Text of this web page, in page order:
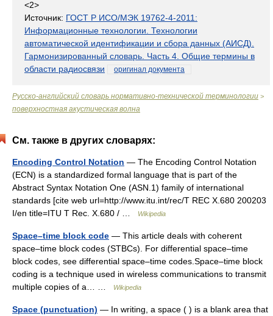
<2>
Источник: ГОСТ Р ИСО/МЭК 19762-4-2011:
Информационные технологии. Технологии
автоматической идентификации и сбора данных (АИСД).
Гармонизированный словарь. Часть 4. Общие термины в
области радиосвязи
оригинал документа
Русско-английский словарь нормативно-технической терминологии >
поверхностная акустическая волна
См. также в других словарях:
Encoding Control Notation — The Encoding Control Notation
(ECN) is a standardized formal language that is part of the
Abstract Syntax Notation One (ASN.1) family of international
standards [cite web url=http://www.itu.int/rec/T REC X.680 200203
I/en title=ITU T Rec. X.680 / …
Wikipedia
Space–time block code — This article deals with coherent
space–time block codes (STBCs). For differential space–time
block codes, see differential space–time codes.Space–time block
coding is a technique used in wireless communications to transmit
multiple copies of a… …
Wikipedia
Space (punctuation) — In writing, a space ( ) is a blank area that